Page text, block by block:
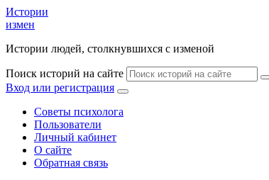
Истории
измен
Истории людей, столкнувшихся с изменой
Поиск историй на сайте
Вход или регистрация
Советы психолога
Пользователи
Личный кабинет
О сайте
Обратная связь